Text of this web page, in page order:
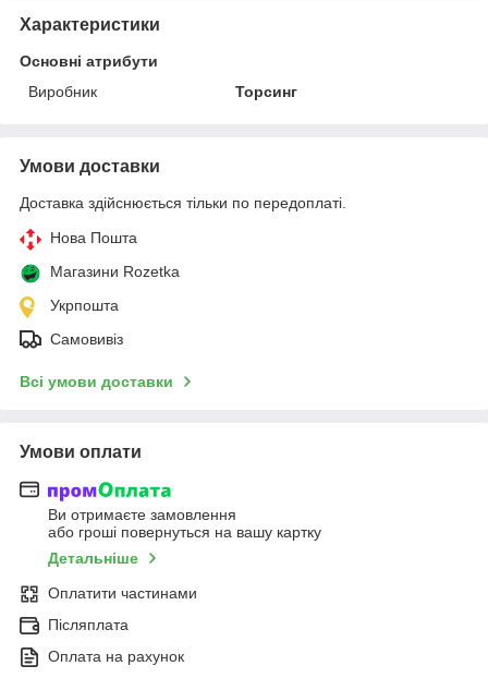
Характеристики
Основні атрибути
Виробник
Торсинг
Умови доставки
Доставка здійснюється тільки по передоплаті.
Нова Пошта
Магазини Rozetka
Укрпошта
Самовивіз
Всі умови доставки
Умови оплати
Ви отримаєте замовлення
або гроші повернуться на вашу картку
Детальніше
Оплатити частинами
Післяплата
Оплата на рахунок